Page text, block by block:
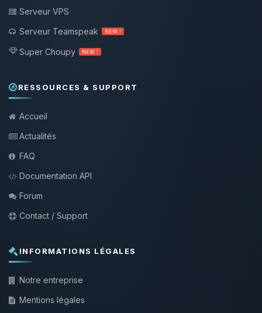
Serveur VPS
Serveur Teamspeak
NEW !
Super Choupy NEW !
RESSOURCES & SUPPORT
Accueil
Actualités
FAQ
Documentation API
Forum
Contact / Support
INFORMATIONS LÉGALES
Notre entreprise
Mentions légales